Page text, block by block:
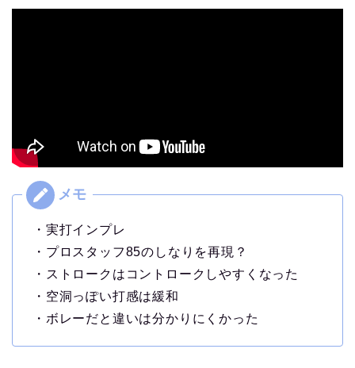
・実打インプレ
・プロスタッフ85のしなりを再現？
・ストロークはコントロークしやすくなった
・空洞っぽい打感は緩和
・ボレーだと違いは分かりにくかった